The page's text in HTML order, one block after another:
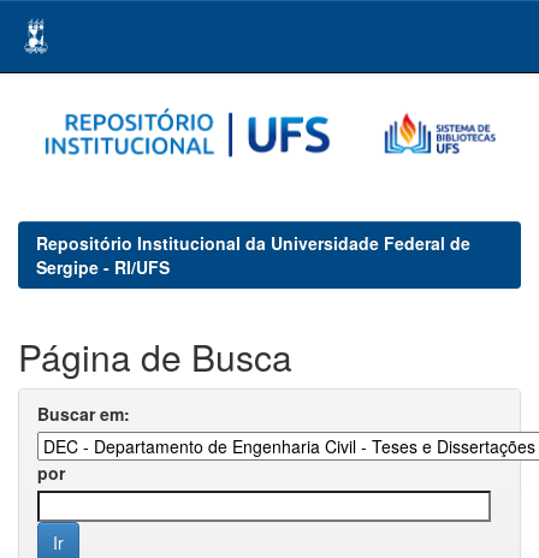
navigation
Repositório Institucional da Universidade Federal de
Sergipe - RI/UFS
Página de Busca
Buscar em:
por